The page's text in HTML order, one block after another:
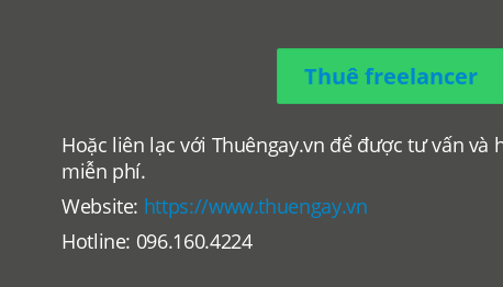
Thuê freelancer
Hoặc liên lạc với Thuêngay.vn để được tư vấn và
miễn phí.
Website: https://www.thuengay.vn
Hotline: 096.160.4224